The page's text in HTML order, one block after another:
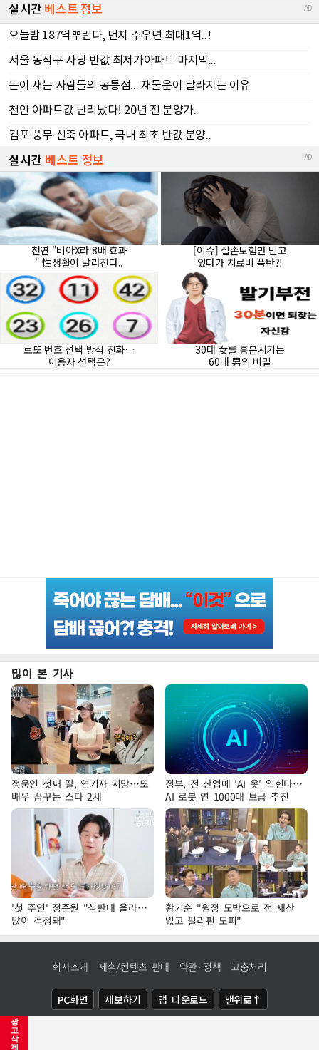
광
고
삭
제
많이 본 기사
정웅인 첫째 딸, 연기자 지망…또
배우 꿈꾸는 스타 2세
정부, 전 산업에 'AI 옷' 입힌다…
AI 로봇 연 1000대 보급 추진
'첫 주연' 정준원 "심판대 올라…
많이 걱정돼"
황기순 "원정 도박으로 전 재산
잃고 필리핀 도피"
회사소개 제휴/컨텐츠 판매 약관·정책 고충처리
PC화면 제보하기 앱 다운로드 맨위로↑